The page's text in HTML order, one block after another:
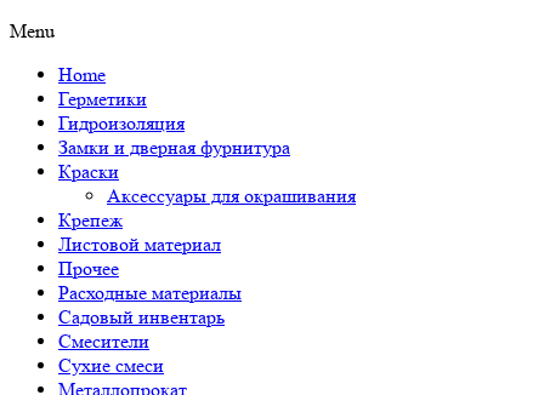
Menu
Home
Герметики
Гидроизоляция
Замки и дверная фурнитура
Краски
Аксессуары для окрашивания
Крепеж
Листовой материал
Прочее
Расходные материалы
Садовый инвентарь
Смесители
Сухие смеси
Металлопрокат